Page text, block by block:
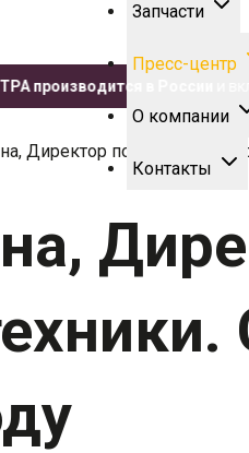
Запчасти
Пресс-центр
О компании
Контакты
в России и
Директор по продажам